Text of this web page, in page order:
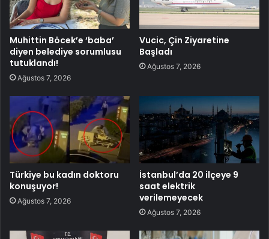
Muhittin Böcek’e ‘baba’
diyen belediye sorumlusu
tutuklandı!
Ağustos 7, 2026
Vucic, Çin Ziyaretine
Başladı
Ağustos 7, 2026
Türkiye bu kadın doktoru
konuşuyor!
Ağustos 7, 2026
İstanbul’da 20 ilçeye 9
saat elektrik
verilemeyecek
Ağustos 7, 2026